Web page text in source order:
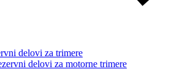
delovi za trimere